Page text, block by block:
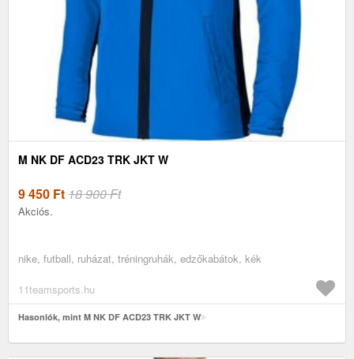
M NK DF ACD23 TRK JKT W
9 450 Ft18 900 Ft
Akciós.
nike, futball, ruházat, tréningruhák, edzőkabátok, kék
11teamsports.hu
Hasonlók, mint M NK DF ACD23 TRK JKT W